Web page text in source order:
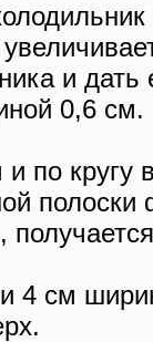
и дать
0,6 см.
по кругу
полоски
4 см